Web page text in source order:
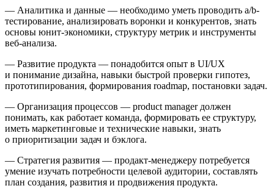
— Аналитика и данные — необходимо уметь проводить a/b-
тестирование, анализировать воронки и конкурентов, знать
основы юнит-экономики, структуру метрик и инструменты
веб-анализа.
— Развитие продукта — понадобится опыт в UI/UX
и понимание дизайна, навыки быстрой проверки гипотез,
прототипирования, формирования roadmap, постановки задач.
— Организация процессов — product manager должен
понимать, как работает команда, формировать ее структуру,
иметь маркетинговые и технические навыки, знать
о приоритизации задач и бэклога.
— Стратегия развития — продакт-менеджеру потребуется
умение изучать потребности целевой аудитории, составлять
план создания, развития и продвижения продукта.